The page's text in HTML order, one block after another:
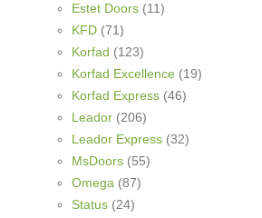
Estet Doors (11)
KFD (71)
Korfad (123)
Korfad Excellence (19)
Korfad Express (46)
Leador (206)
Leador Express (32)
MsDoors (55)
Omega (87)
Status (24)